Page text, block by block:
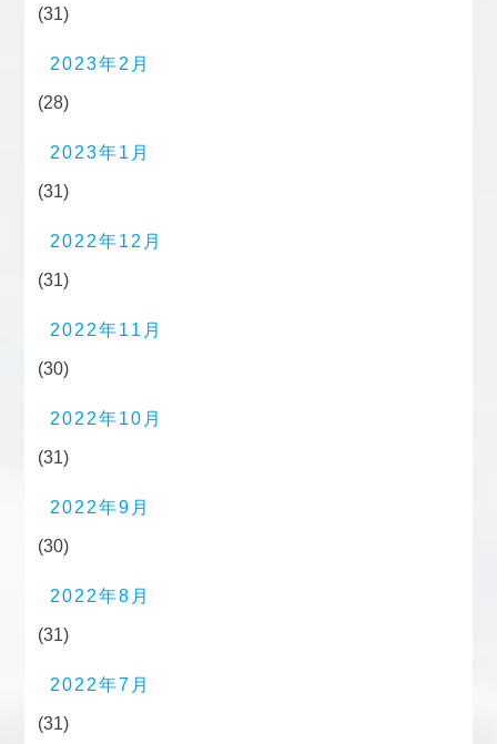
(31)
2023年2月
(28)
2023年1月
(31)
2022年12月
(31)
2022年11月
(30)
2022年10月
(31)
2022年9月
(30)
2022年8月
(31)
2022年7月
(31)